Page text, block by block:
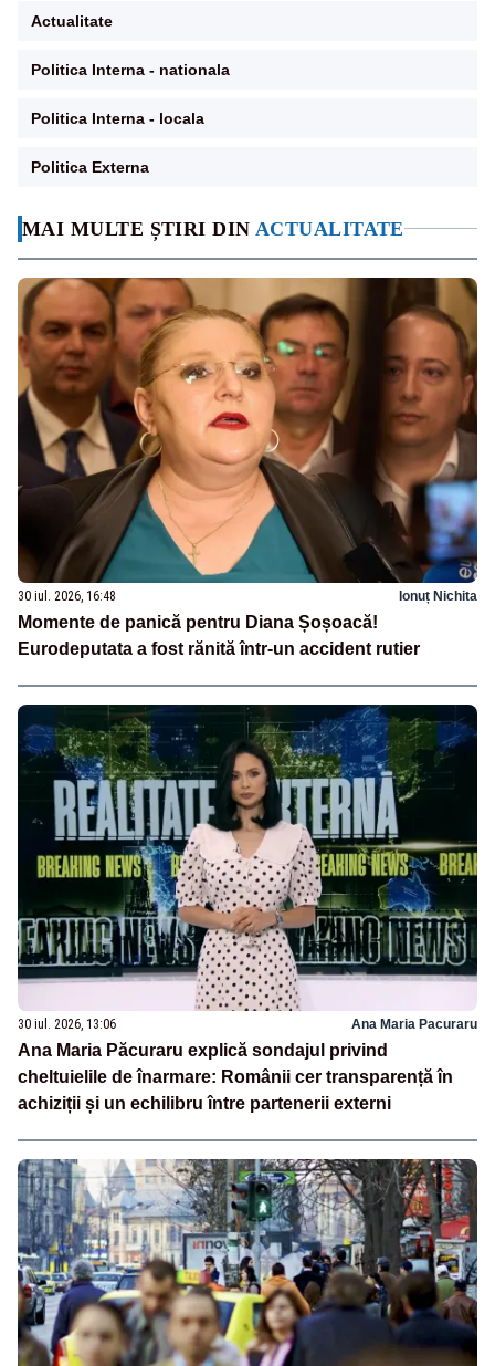
MAI MULTE ȘTIRI DIN ACTUALITATE
30 iul. 2026, 16:48 Ionuț Nichita
Momente de panică pentru Diana Șoșoacă!
Eurodeputata a fost rănită într-un accident rutier
30 iul. 2026, 13:06 Ana Maria Pacuraru
Ana Maria Păcuraru explică sondajul privind
cheltuielile de înarmare: Românii cer transparență în
achiziții și un echilibru între partenerii externi
Actualitate
Politica Interna - nationala
Politica Interna - locala
Politica Externa